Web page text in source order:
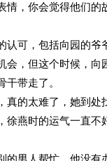
，你会觉得他们的
认可，包括向园的
，但这个时候，向
带走了。
的太难了，她到处
燕时的运气一直不
男人帮忙，他没有